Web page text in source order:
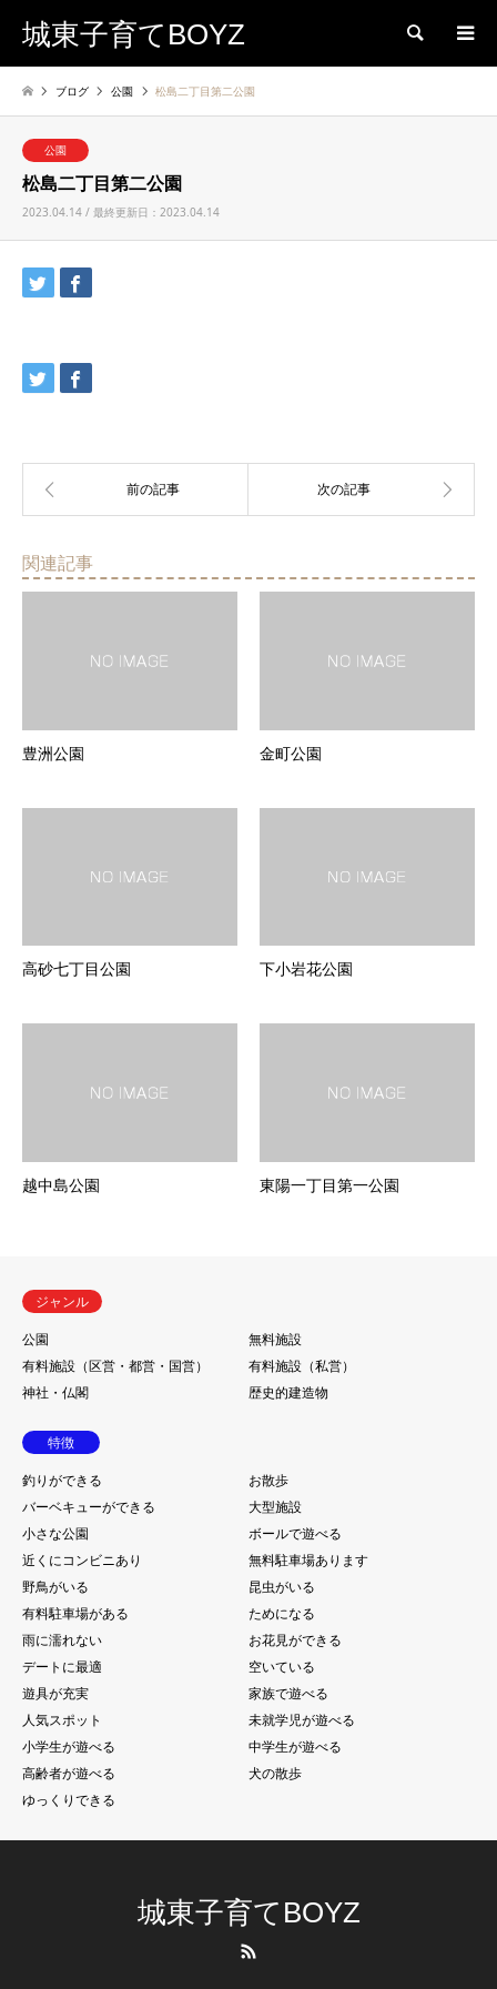
城東子育てBOYZ 検索
ブログ 公園 松島二丁目第二公園
公園
松島二丁目第二公園
2023.04.14 / 最終更新日：2023.04.14
関連記事
豊洲公園 金町公園
高砂七丁目公園 下小岩花公園
越中島公園 東陽一丁目第一公園
ジャンル
公園
無料施設
有料施設（区営・都営・国営）
有料施設（私営）
神社・仏閣
歴史的建造物
特徴
釣りができる
お散歩
バーベキューができる
大型施設
小さな公園
ボールで遊べる
近くにコンビニあり
無料駐車場あります
野鳥がいる
昆虫がいる
有料駐車場がある
ためになる
雨に濡れない
お花見ができる
デートに最適
空いている
遊具が充実
家族で遊べる
人気スポット
未就学児が遊べる
小学生が遊べる
中学生が遊べる
高齢者が遊べる
犬の散歩
ゆっくりできる
城東子育てBOYZ